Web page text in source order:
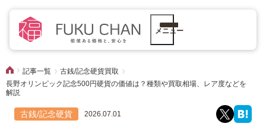
メニュー
記事一覧
古銭/記念硬貨買取
長野オリンピック記念500円硬貨の価値は？種類や買取相場、レア度などを
解説
古銭/記念硬貨 2026.07.01